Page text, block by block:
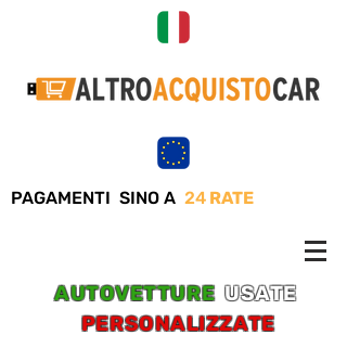
PAGAMENTI SINO A 24 RATE
AUTOVETTUREUSATE
PERSONALIZZATE